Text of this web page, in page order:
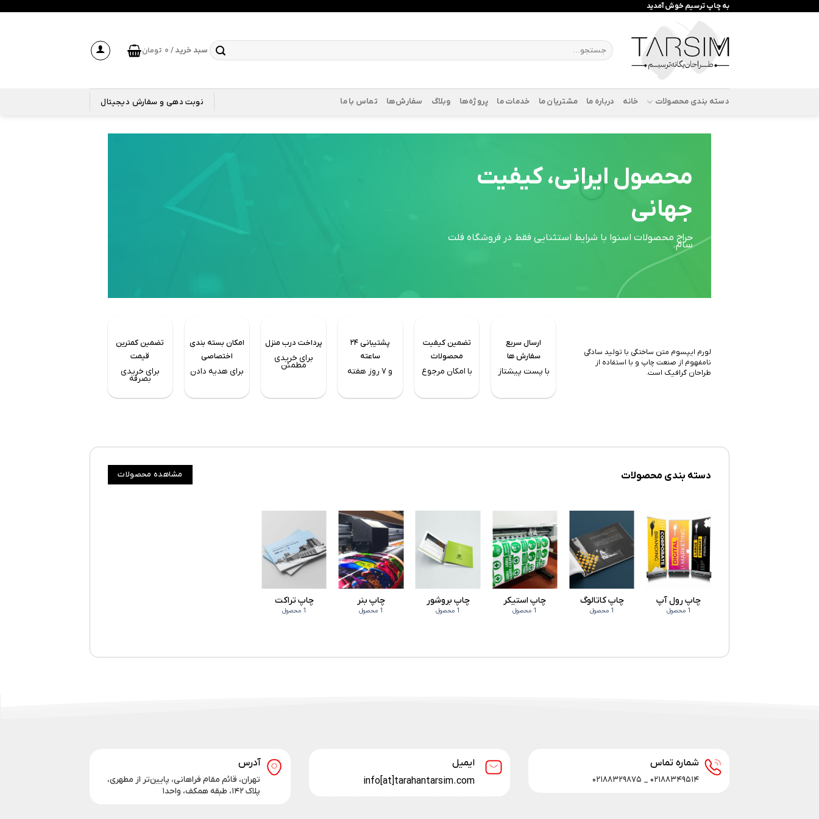
به چاپ ترسیم خوش آمدید
جستجو
برای:
سبد خرید / 0 تومان
دسته بندی محصولات خانه درباره ما مشتریان ما خدمات ما پروژه‌ها وبلاگ سفارش‌ها تماس با ما نوبت دهی و سفارش دیجیتال
محصول ایرانی، کیفیت
جهانی
حراج محصولات اسنوا با شرایط استثنایی فقط در فروشگاه فلت
سام.
لورم ایپسوم متن ساختگی با تولید سادگی
نامفهوم از صنعت چاپ و با استفاده از
طراحان گرافیک است.
ارسال سریع
سفارش ها
با پست پیشتاز
تضمین کیفیت
محصولات
با امکان مرجوع
پشتیبانی ۲۴
ساعته
و ۷ روز هفته
پرداخت درب منزل
برای خریدی
مطمئن
امکان بسته بندی
اختصاصی
برای هدیه دادن
تضمین کمترین
قیمت
برای خریدی
بصرفه
دسته بندی محصولات مشاهده محصولات
چاپ استیکر
1 محصول
چاپ بروشور
1 محصول
چاپ بنر
1 محصول
چاپ تراکت
1 محصول
چاپ رول‌ آپ
1 محصول
چاپ کاتالوگ
1 محصول
شماره تماس
۰۲۱۸۸۳۴۹۵۱۴ _ ۰۲۱۸۸۳۲۹۸۷۵
ایمیل
info[at]tarahantarsim.com
آدرس
تهران، قائم مقام فراهانی، پایین‌تر از مطهری،
پلاک ۱۴۲، طبقه همکف، واحد۱